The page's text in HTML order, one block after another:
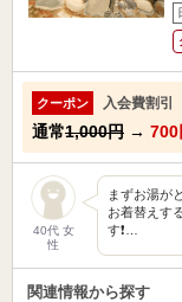
クーポン 入会費割引
通常1,000円 → 700
40代 女
性
まずお湯が
お着替えす
す❗…
関連情報から探す